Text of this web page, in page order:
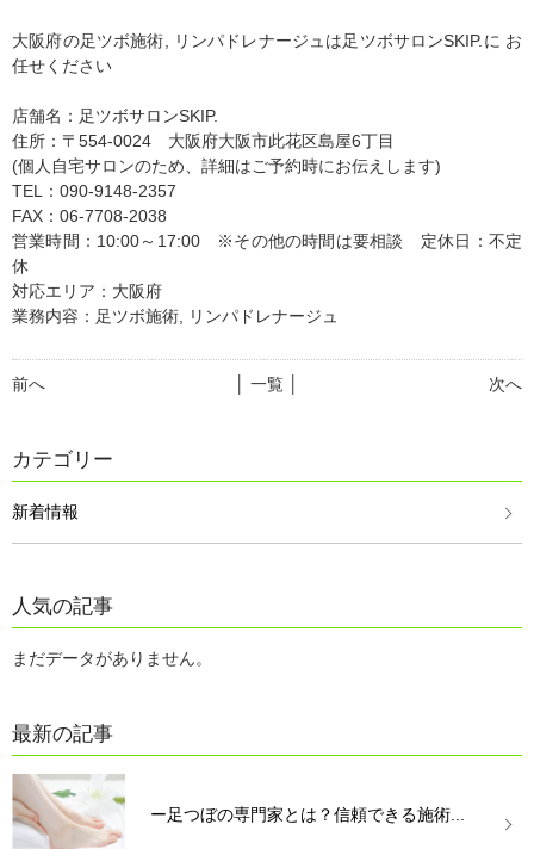
大阪府の足ツボ施術, リンパドレナージュは足ツボサロンSKIP.に お
任せください
店舗名：足ツボサロンSKIP.
住所：〒554-0024 大阪府大阪市此花区島屋6丁目
(個人自宅サロンのため、詳細はご予約時にお伝えします)
TEL：090-9148-2357
FAX：06-7708-2038
営業時間：10:00～17:00 ※その他の時間は要相談 定休日：不定
休
対応エリア：大阪府
業務内容：足ツボ施術, リンパドレナージュ
前へ 次へ
│ 一覧 │
カテゴリー
新着情報
人気の記事
まだデータがありません。
最新の記事
ー足つぼの専門家とは？信頼できる施術...